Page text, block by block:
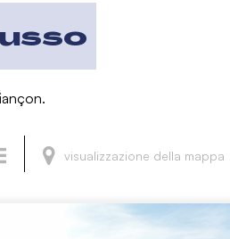
visualizzazione della mappa